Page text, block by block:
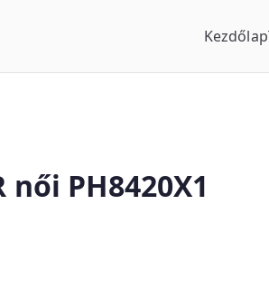
Kezdőlap
női PH8420X1